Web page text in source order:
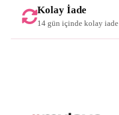
Kolay İade
14 gün içinde kolay iade